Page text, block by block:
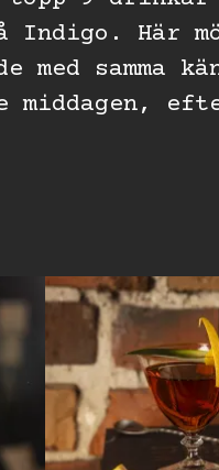
Indigo. Här
med samma
middagen,